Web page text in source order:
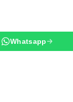
Whatsapp